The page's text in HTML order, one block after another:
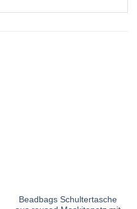
Beadbags Schultertasche